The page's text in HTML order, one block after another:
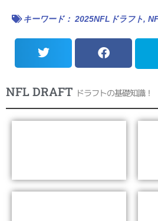
キーワード： 2025NFLドラフト,
NFL DRAFT ドラフトの基礎知識！